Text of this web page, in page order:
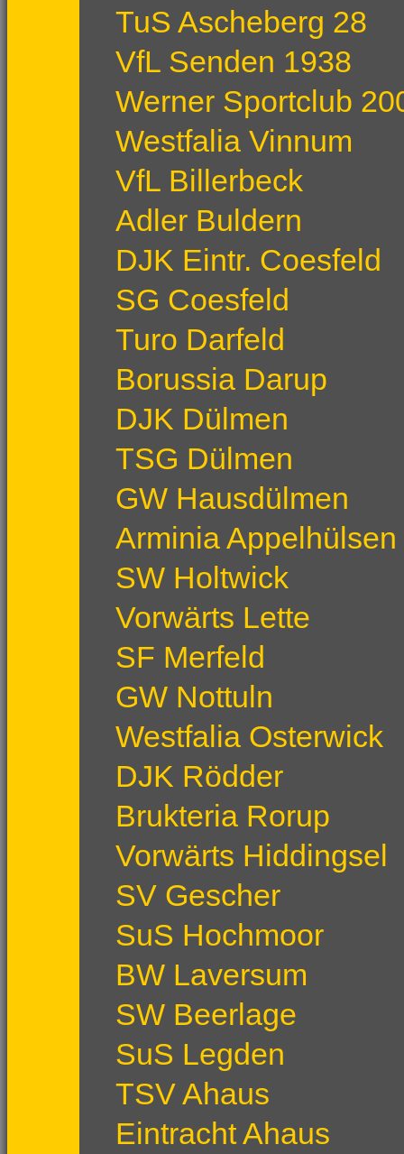
TuS Ascheberg 28
VfL Senden 1938
Werner Sportclub
Westfalia Vinnum
VfL Billerbeck
Adler Buldern
DJK Eintr. Coesfeld
SG Coesfeld
Turo Darfeld
Borussia Darup
DJK Dülmen
TSG Dülmen
GW Hausdülmen
Arminia Appelhülsen
SW Holtwick
Vorwärts Lette
SF Merfeld
GW Nottuln
Westfalia Osterwick
DJK Rödder
Brukteria Rorup
Vorwärts Hiddingsel
SV Gescher
SuS Hochmoor
BW Laversum
SW Beerlage
SuS Legden
TSV Ahaus
Eintracht Ahaus